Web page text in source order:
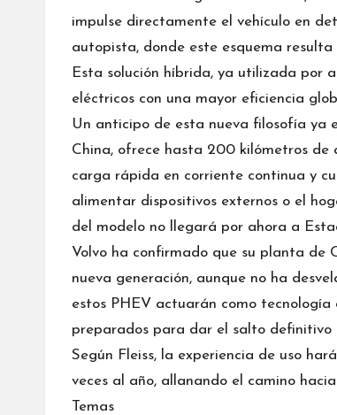
impulse directamente el vehículo en
autopista, donde este esquema resulta
Esta solución híbrida, ya utilizada por
eléctricos con una mayor eficiencia
Un anticipo de esta nueva filosofía ya
China, ofrece hasta 200 kilómetros de
carga rápida en corriente continua y
alimentar dispositivos externos o el
del modelo no llegará por ahora a
Volvo ha confirmado que su planta
nueva generación, aunque no ha
estos PHEV actuarán como
preparados para dar el salto definitivo
Según Fleiss, la experiencia de uso
veces al año, allanando el camino
Temas